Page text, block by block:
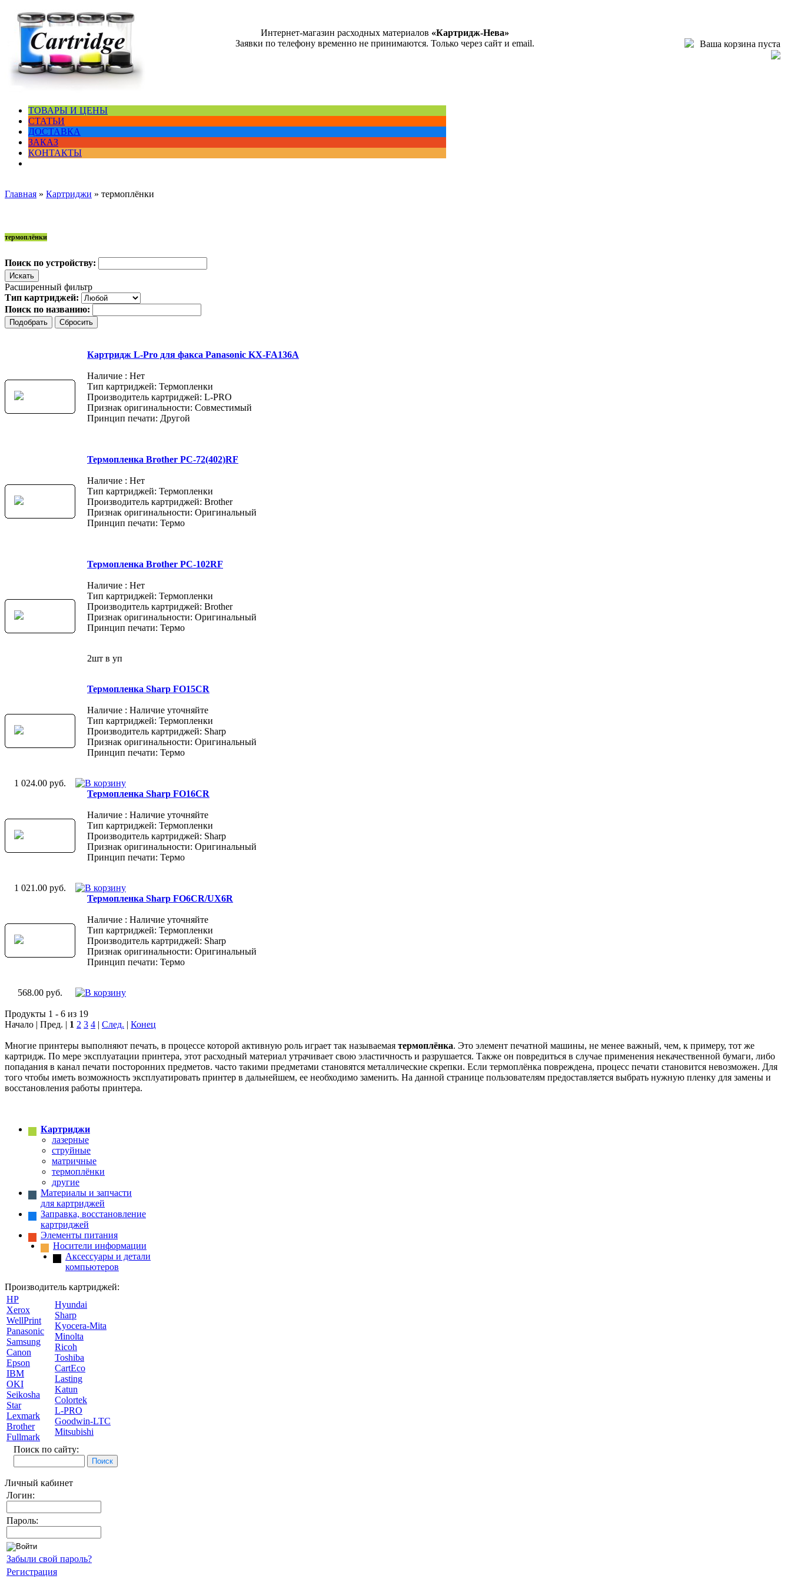
Интернет-магазин расходных материалов «Картридж-Нева»
Заявки по телефону временно не принимаются. Только через сайт и email.
Ваша корзина пуста
ТОВАРЫ И ЦЕНЫ
СТАТЬИ
ДОСТАВКА
ЗАКАЗ
КОНТАКТЫ
Главная » Картриджи » термоплёнки
термоплёнки
Поиск по устройству:
Расширенный фильтр
Тип картриджей:
Поиск по названию:
Картридж L-Pro для факса Panasonic KX-FA136A
Наличие : Нет
Тип картриджей: Термопленки
Производитель картриджей: L-PRO
Признак оригинальности: Совместимый
Принцип печати: Другой
Термопленка Brother PC-72(402)RF
Наличие : Нет
Тип картриджей: Термопленки
Производитель картриджей: Brother
Признак оригинальности: Оригинальный
Принцип печати: Термо
Термопленка Brother PC-102RF
Наличие : Нет
Тип картриджей: Термопленки
Производитель картриджей: Brother
Признак оригинальности: Оригинальный
Принцип печати: Термо
2шт в уп
Термопленка Sharp FO15CR
Наличие : Наличие уточняйте
Тип картриджей: Термопленки
Производитель картриджей: Sharp
Признак оригинальности: Оригинальный
Принцип печати: Термо
1 024.00 руб.
Термопленка Sharp FO16CR
Наличие : Наличие уточняйте
Тип картриджей: Термопленки
Производитель картриджей: Sharp
Признак оригинальности: Оригинальный
Принцип печати: Термо
1 021.00 руб.
Термопленка Sharp FO6CR/UX6R
Наличие : Наличие уточняйте
Тип картриджей: Термопленки
Производитель картриджей: Sharp
Признак оригинальности: Оригинальный
Принцип печати: Термо
568.00 руб.
Продукты 1 - 6 из 19
Начало | Пред. | 1 2 3 4 | След. | Конец
Многие принтеры выполняют печать, в процессе которой активную роль играет так называемая термоплёнка. Это элемент печатной машины, не менее важный, чем, к примеру, тот же
картридж. По мере эксплуатации принтера, этот расходный материал утрачивает свою эластичность и разрушается. Также он повредиться в случае применения некачественной бумаги, либо
попадания в канал печати посторонних предметов. часто такими предметами становятся металлические скрепки. Если термоплёнка повреждена, процесс печати становится невозможен. Для
того чтобы иметь возможность эксплуатировать принтер в дальнейшем, ее необходимо заменить. На данной странице пользователям предоставляется выбрать нужную пленку для замены и
восстановления работы принтера.
Картриджи
лазерные
струйные
матричные
термоплёнки
другие
Материалы и запчасти
для картриджей
Заправка, восстановление
картриджей
Элементы питания
Носители информации
Аксессуары и детали
компьютеров
Производитель картриджей:
HP
Xerox
WellPrint
Panasonic
Samsung
Canon
Epson
IBM
OKI
Seikosha
Star
Lexmark
Brother
Fullmark
Hyundai
Sharp
Kyocera-Mita
Minolta
Ricoh
Toshiba
CartEco
Lasting
Katun
Colortek
L-PRO
Goodwin-LTC
Mitsubishi
Поиск по сайту:
Личный кабинет
Логин:
Пароль:
Забыли свой пароль?
Регистрация